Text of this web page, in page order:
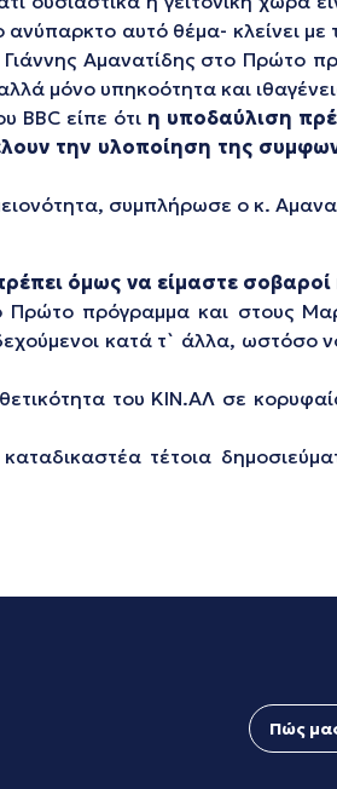
αυτό θέμα- κλείνει
Αμανατίδης στο Πρώτο
μόνο υπηκοότητα και
BBC είπε ότι η υποδαύλιση
την υλοποίηση της
συμπλήρωσε ο κ.
όμως να είμαστε
πρόγραμμα και στους
κατά τ` άλλα, ωστόσο
του ΚΙΝ.ΑΛ σε
τέτοια
Πώς